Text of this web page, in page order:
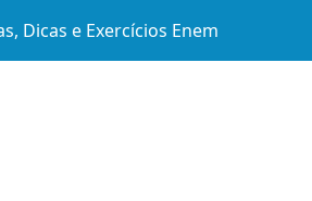
Dicas e Exercícios Enem